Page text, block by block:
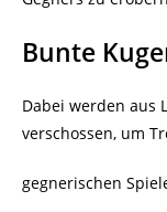
Bunte
Dabei werden aus
verschossen, um
gegnerischen